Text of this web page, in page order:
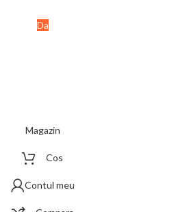
Da
Magazin
Cos
Contul meu